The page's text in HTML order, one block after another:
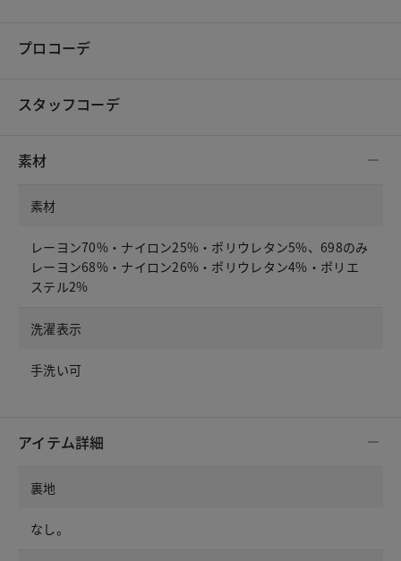
プロコーデ
スタッフコーデ
素材
素材
レーヨン70%・ナイロン25%・ポリウレタン5%、698のみ
レーヨン68%・ナイロン26%・ポリウレタン4%・ポリエ
ステル2%
洗濯表示
手洗い可
アイテム詳細
裏地
なし。